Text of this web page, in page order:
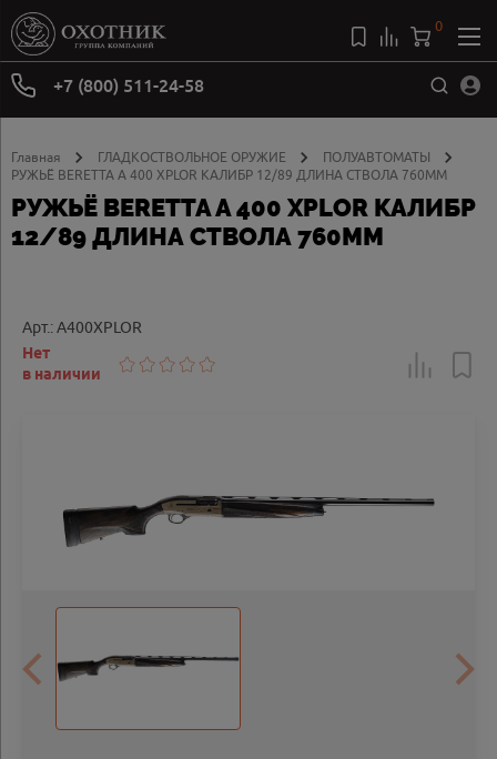
+7 (800) 511-24-58
0
Главная ГЛАДКОСТВОЛЬНОЕ ОРУЖИЕ
ПОЛУАВТОМАТЫ
РУЖЬЁ BERETTA A 400 XPLOR КАЛИБР 12/89 ДЛИНА СТВОЛА 760ММ
РУЖЬЁ BERETTA A 400 XPLOR КАЛИБР
12/89 ДЛИНА СТВОЛА 760ММ
Арт.: A400XPLOR
Нет
в наличии